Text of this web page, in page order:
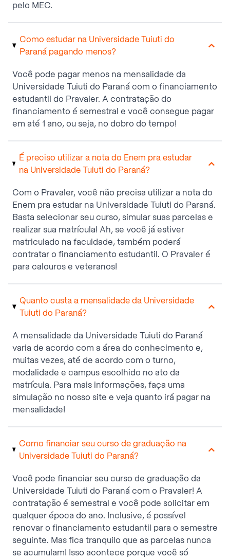
pelo MEC.
Como estudar na Universidade Tuiuti do
Paraná pagando menos?
Você pode pagar menos na mensalidade da
Universidade Tuiuti do Paraná com o financiamento
estudantil do Pravaler. A contratação do
financiamento é semestral e você consegue pagar
em até 1 ano, ou seja, no dobro do tempo!
É preciso utilizar a nota do Enem pra estudar
na Universidade Tuiuti do Paraná?
Com o Pravaler, você não precisa utilizar a nota do
Enem pra estudar na Universidade Tuiuti do Paraná.
Basta selecionar seu curso, simular suas parcelas e
realizar sua matrícula! Ah, se você já estiver
matriculado na faculdade, também poderá
contratar o financiamento estudantil. O Pravaler é
para calouros e veteranos!
Quanto custa a mensalidade da Universidade
Tuiuti do Paraná?
A mensalidade da Universidade Tuiuti do Paraná
varia de acordo com a área do conhecimento e,
muitas vezes, até de acordo com o turno,
modalidade e campus escolhido no ato da
matrícula. Para mais informações, faça uma
simulação no nosso site e veja quanto irá pagar na
mensalidade!
Como financiar seu curso de graduação na
Universidade Tuiuti do Paraná?
Você pode financiar seu curso de graduação da
Universidade Tuiuti do Paraná com o Pravaler! A
contratação é semestral e você pode solicitar em
qualquer época do ano. Inclusive, é possível
renovar o financiamento estudantil para o semestre
seguinte. Mas fica tranquilo que as parcelas nunca
se acumulam! Isso acontece porque você só